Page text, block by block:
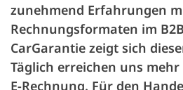
zunehmend Erfahrungen
Rechnungsformaten im
CarGarantie zeigt sich
Täglich erreichen uns mehr
E-Rechnung. Für den